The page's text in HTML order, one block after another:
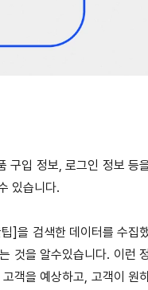
구입 정보, 로그인 정보 등
있습니다.
]을 검색한 데이터를 수집
것을 알수있습니다. 이런 정
객을 예상하고, 고객이 원